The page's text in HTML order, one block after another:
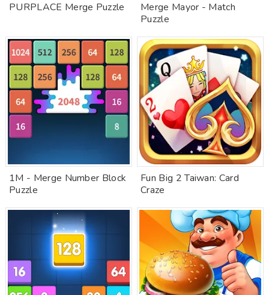
PURPLACE Merge Puzzle
Merge Mayor - Match
Puzzle
1M - Merge Number Block
Puzzle
Fun Big 2 Taiwan: Card
Craze